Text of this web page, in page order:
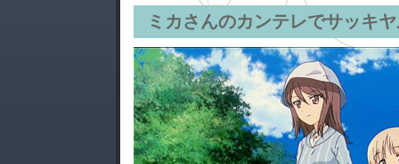
ミカさんのカンテレでサッキ